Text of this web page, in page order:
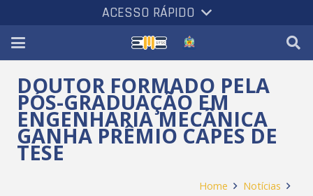
ACESSO RÁPIDO
DOUTOR FORMADO PELA
PÓS-GRADUAÇÃO EM
ENGENHARIA MECÂNICA
GANHA PRÊMIO CAPES DE
TESE
Home
Notícias